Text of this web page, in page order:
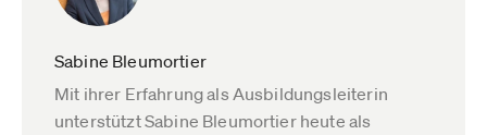
Sabine Bleumortier
Mit ihrer Erfahrung als Ausbildungsleiterin
unterstützt Sabine Bleumortier heute als